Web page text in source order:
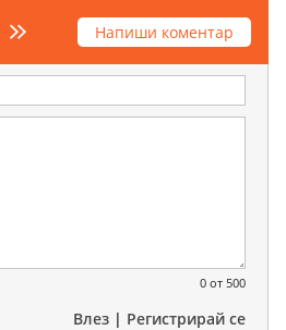
Напиши коментар
0 от 500
Влез | Регистрирай се